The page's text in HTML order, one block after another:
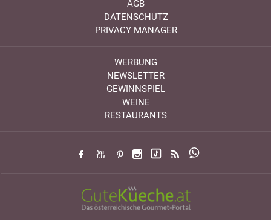
AGB
DATENSCHUTZ
PRIVACY MANAGER
WERBUNG
NEWSLETTER
GEWINNSPIEL
WEINE
RESTAURANTS